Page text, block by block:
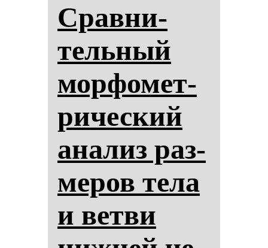
Срав­ни­
тель­ный
мор­фо­мет­
ри­чес­кий
ана­лиз раз­
ме­ров те­ла
и вет­ви